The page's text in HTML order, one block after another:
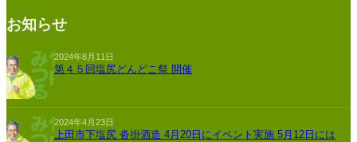
お知らせ
2024年8月11日
第４５回塩尻どんどこ祭 開催
2024年4月23日
上田市下塩尻 沓掛酒造 4月20日にイベント実施 5月12日には